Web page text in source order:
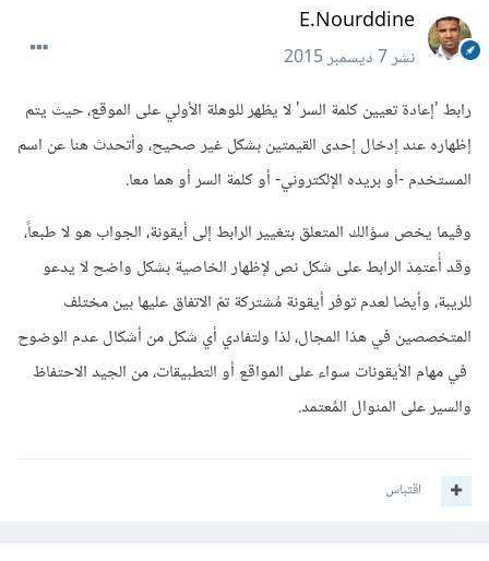
E.Nourddine
نشر7 ديسمبر 2015
رابط 'إعادة تعيين كلمة السر' لا يظهر للوهلة الأولي على الموقع، حيث يتم
إظهاره عند إدخال إحدى القيمتين بشكل غير صحيح، وأتحدث هنا عن اسم
المستخدم -أو بريده الإلكتروني- أو كلمة السر أو هما معا.
وفيما يخص سؤالك المتعلق بتغيير الرابط إلى أيقونة، الجواب هو لا طبعاً،
وقد أُعتمِدَ الرابط على شكل نص لإظهار الخاصية بشكل واضح لا يدعو
للريبة، وأيضا لعدم توفر أيقونة مُشتركة تمّ الاتفاق عليها بين مختلف
المتخصصين في هذا المجال، لذا ولتفادي أي شكل من أشكال عدم الوضوح
في مهام الأيقونات سواء على المواقع أو التطبيقات، من الجيد الاحتفاظ
والسير على المنوال المُعتمد.
اقتباس